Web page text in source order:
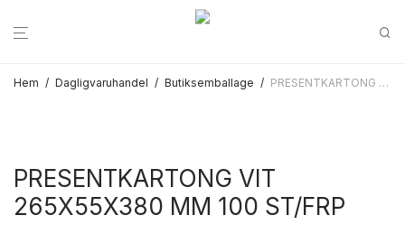
Hem / Dagligvaruhandel / Butiksemballage / PRESENTKARTONG VIT 265X55X380 MM 100 ST/FRP
PRESENTKARTONG VIT
265X55X380 MM 100 ST/FRP